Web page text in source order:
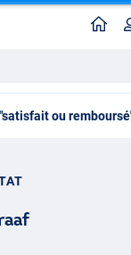
2 à 5 jours